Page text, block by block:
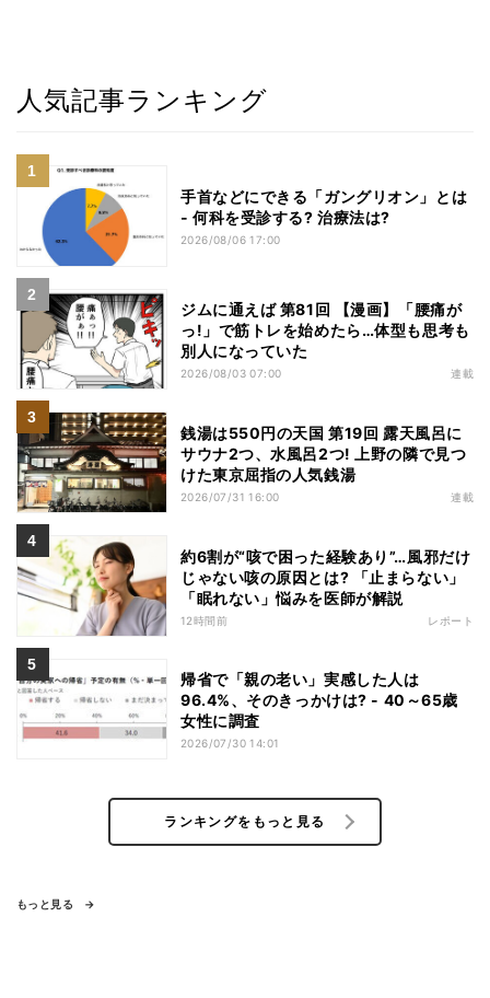
人気記事ランキング
手首などにできる「ガングリオン」とは
- 何科を受診する? 治療法は?
2026/08/06 17:00
ジムに通えば 第81回 【漫画】「腰痛が
っ!」で筋トレを始めたら…体型も思考も
別人になっていた
2026/08/03 07:00 連載
銭湯は550円の天国 第19回 露天風呂に
サウナ2つ、水風呂2つ! 上野の隣で見つ
けた東京屈指の人気銭湯
2026/07/31 16:00 連載
約6割が“咳で困った経験あり”…風邪だけ
じゃない咳の原因とは? 「止まらない」
「眠れない」悩みを医師が解説
12時間前 レポート
帰省で「親の老い」実感した人は
96.4%、そのきっかけは? - 40～65歳
女性に調査
2026/07/30 14:01
ランキングをもっと見る
もっと見る